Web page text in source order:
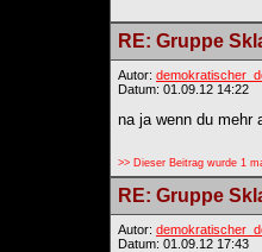
RE: Gruppe
Autor:
Datum: 01.09.12 14:22
na ja wenn du mehr
>> Dieser Beitrag wurde 1
RE: Gruppe
Autor:
Datum: 01.09.12 17:43